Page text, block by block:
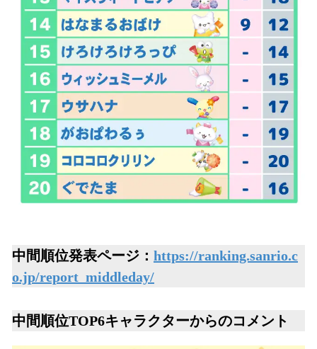
中間順位発表ページ： https://ranking.sanrio.c
o.jp/report_middleday/
中間順位TOP6キャラクターからのコメント